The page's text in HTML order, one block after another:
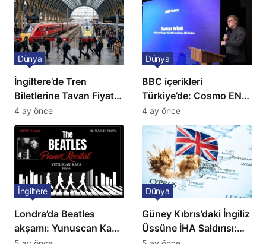
İngiltere’de Tren
Biletlerine Tavan Fiyat:
Ulaşımda Yeni
Düzenleme
Dünya
4 ay önce
BBC içerikleri
Türkiye’de: Cosmo EN
ve BBC Player yayında
Dünya
4 ay önce
Londra’da Beatles
akşamı: Yunuscan Kaya
İngiltere
Güney Kıbrıs’daki İngiliz
Üssüne İHA Saldırısı:
Dünya